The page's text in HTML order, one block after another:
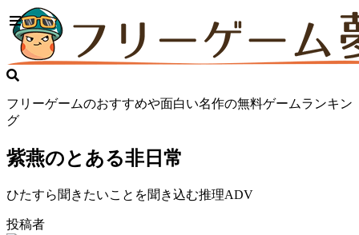
フリーゲームのおすすめや面白い名作の無料ゲームランキン
グ
紫燕のとある非日常
ひたすら聞きたいことを聞き込む推理ADV
投稿者